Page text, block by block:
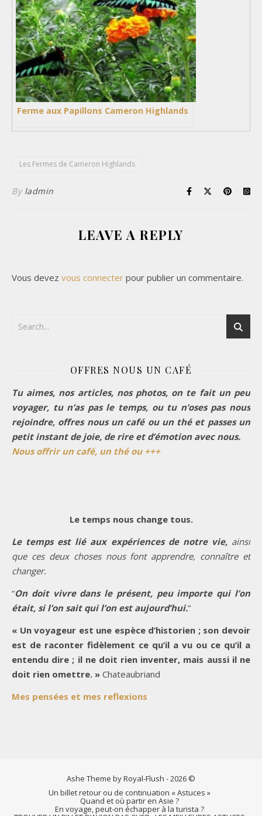
Ferme aux Papillons Cameron Highlands
Les Fermes de Cameron Highlands
By ladmin
LEAVE A REPLY
Vous devez vous connecter pour publier un commentaire.
OFFRES NOUS UN CAFÉ
Tu aimes, nos articles, nos photos, on te fait un peu
voyager, tu n’as pas le temps, ou tu n’oses pas nous
rejoindre, offres nous un café ou un thé et passes un
petit instant de joie, de rire et d’émotion avec nous.
Nous offrir un café, un thé ou +++
Le temps nous change tous.
Le temps est lié aux expériences de notre vie, ainsi
que ces deux choses nous font apprendre, connaître et
changer.
“On doit vivre dans le présent, peu importe qui l’on
était, si l’on sait qui l’on est aujourd’hui.”
« Un voyageur est une espèce d’historien ; son devoir
est de raconter fidèlement ce qu’il a vu ou ce qu’il a
entendu dire ; il ne doit rien inventer, mais aussi il ne
doit rien omettre. » Chateaubriand
Mes pensées et mes reflexions
Ashe Theme by Royal-Flush - 2026 ©
Un billet retour ou de continuation « Astuces »
Quand et où partir en Asie ?
En voyage, peut-on échapper à la turista ?